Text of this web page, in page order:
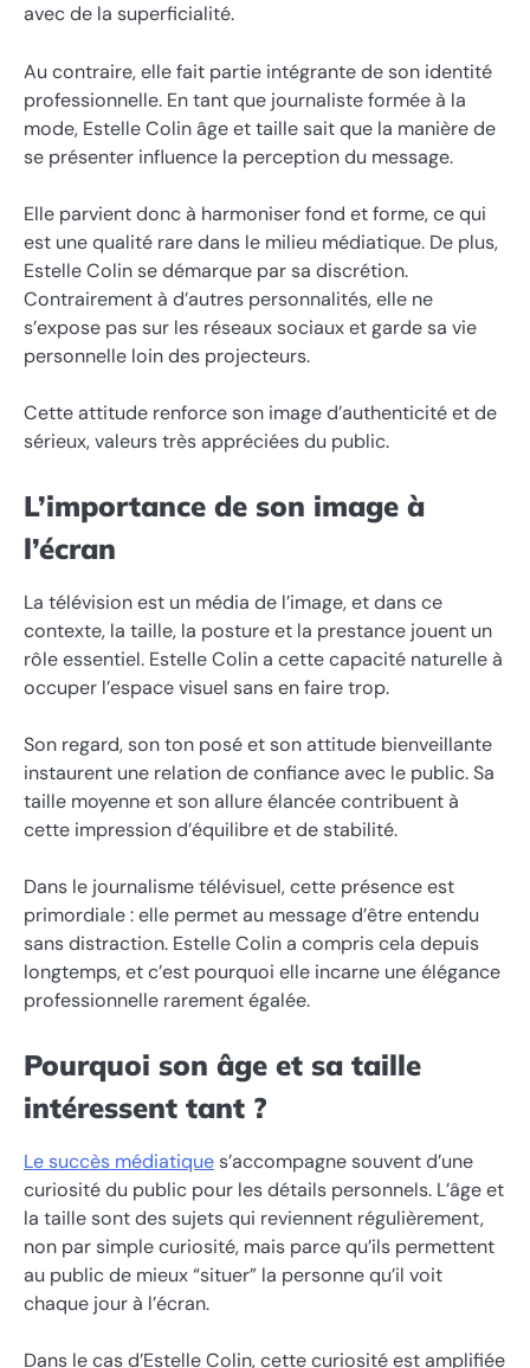
avec de la superficialité.
Au contraire, elle fait partie intégrante de son identité
professionnelle. En tant que journaliste formée à la
mode, Estelle Colin âge et taille sait que la manière de
se présenter influence la perception du message.
Elle parvient donc à harmoniser fond et forme, ce qui
est une qualité rare dans le milieu médiatique. De plus,
Estelle Colin se démarque par sa discrétion.
Contrairement à d’autres personnalités, elle ne
s’expose pas sur les réseaux sociaux et garde sa vie
personnelle loin des projecteurs.
Cette attitude renforce son image d’authenticité et de
sérieux, valeurs très appréciées du public.
L’importance de son image à
l’écran
La télévision est un média de l’image, et dans ce
contexte, la taille, la posture et la prestance jouent un
rôle essentiel. Estelle Colin a cette capacité naturelle à
occuper l’espace visuel sans en faire trop.
Son regard, son ton posé et son attitude bienveillante
instaurent une relation de confiance avec le public. Sa
taille moyenne et son allure élancée contribuent à
cette impression d’équilibre et de stabilité.
Dans le journalisme télévisuel, cette présence est
primordiale : elle permet au message d’être entendu
sans distraction. Estelle Colin a compris cela depuis
longtemps, et c’est pourquoi elle incarne une élégance
professionnelle rarement égalée.
Pourquoi son âge et sa taille
intéressent tant ?
Le succès médiatiques’accompagne souvent d’une
curiosité du public pour les détails personnels. L’âge et
la taille sont des sujets qui reviennent régulièrement,
non par simple curiosité, mais parce qu’ils permettent
au public de mieux “situer” la personne qu’il voit
chaque jour à l’écran.
Dans le cas d’Estelle Colin, cette curiosité est amplifiée